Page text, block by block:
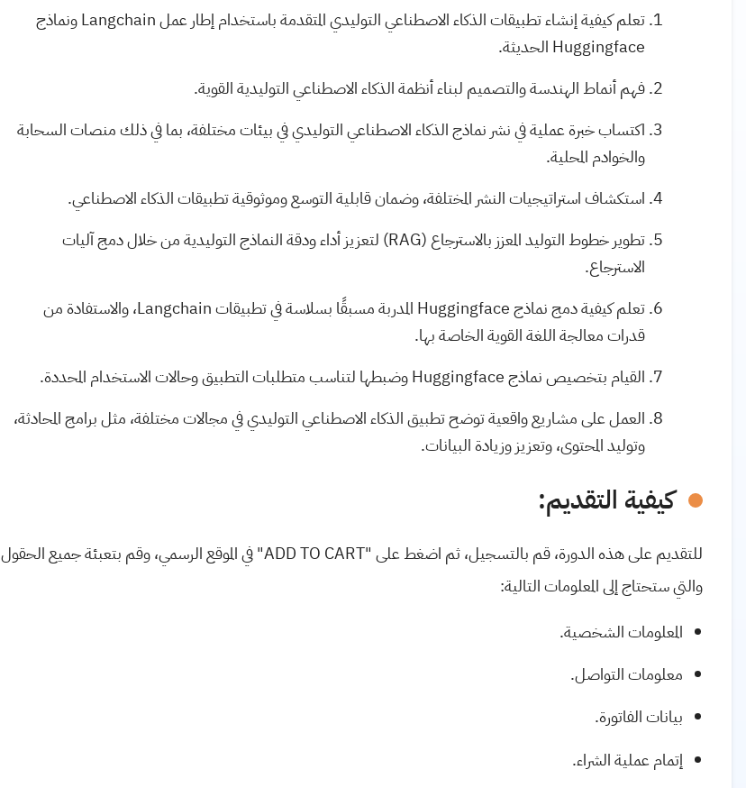
تعلم كيفية إنشاء تطبيقات الذكاء الاصطناعي التوليدي المتقدمة باستخدام إطار عمل Langchain ونماذج
Huggingface الحديثة.
فهم أنماط الهندسة والتصميم لبناء أنظمة الذكاء الاصطناعي التوليدية القوية.
اكتساب خبرة عملية في نشر نماذج الذكاء الاصطناعي التوليدي في بيئات مختلفة، بما في ذلك منصات السحابة
والخوادم المحلية.
استكشاف استراتيجيات النشر المختلفة، وضمان قابلية التوسع وموثوقية تطبيقات الذكاء الاصطناعي.
تطوير خطوط التوليد المعزز بالاسترجاع (RAG) لتعزيز أداء ودقة النماذج التوليدية من خلال دمج آليات
الاسترجاع.
تعلم كيفية دمج نماذج Huggingface المدربة مسبقًا بسلاسة في تطبيقات Langchain، والاستفادة من
قدرات معالجة اللغة القوية الخاصة بها.
القيام بتخصيص نماذج Huggingface وضبطها لتناسب متطلبات التطبيق وحالات الاستخدام المحددة.
العمل على مشاريع واقعية توضح تطبيق الذكاء الاصطناعي التوليدي في مجالات مختلفة، مثل برامج المحادثة،
وتوليد المحتوى، وتعزيز وزيادة البيانات.
كيفية التقديم:
للتقديم على هذه الدورة، قم بالتسجيل، ثم اضغط على "ADD TO CART" في الموقع الرسمي، وقم بتعبئة جميع الحقول
والتي ستحتاج إلى المعلومات التالية:
المعلومات الشخصية.
معلومات التواصل.
بيانات الفاتورة.
إتمام عملية الشراء.